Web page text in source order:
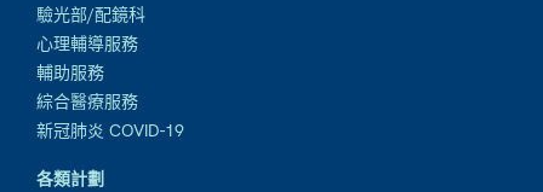
驗光部/配鏡科
心理輔導服務
輔助服務
綜合醫療服務
新冠肺炎 COVID-19
各類計劃